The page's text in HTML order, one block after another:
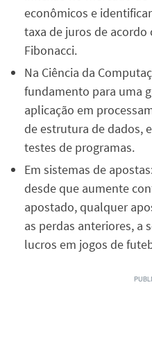
econômicos e
taxa de juros de acordo
Fibonacci.
Na Ciência da
fundamento para uma
aplicação em
de estrutura de dados,
testes de programas.
Em sistemas de
desde que aumente
apostado, qualquer
as perdas anteriores, a
lucros em jogos de